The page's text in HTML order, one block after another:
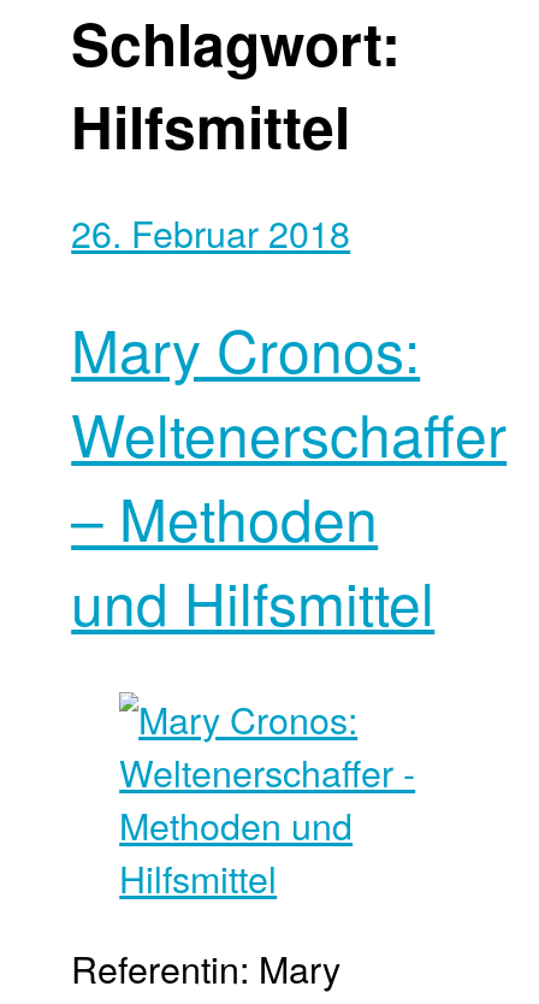
Schlagwort:
Hilfsmittel
26. Februar 2018
Mary Cronos:
Weltenerschaffer
– Methoden
und Hilfsmittel
Referentin: Mary